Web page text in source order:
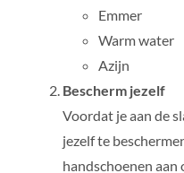
Emmer
Warm water
Azijn
Bescherm jezelf
Voordat je aan de
jezelf te
handschoenen